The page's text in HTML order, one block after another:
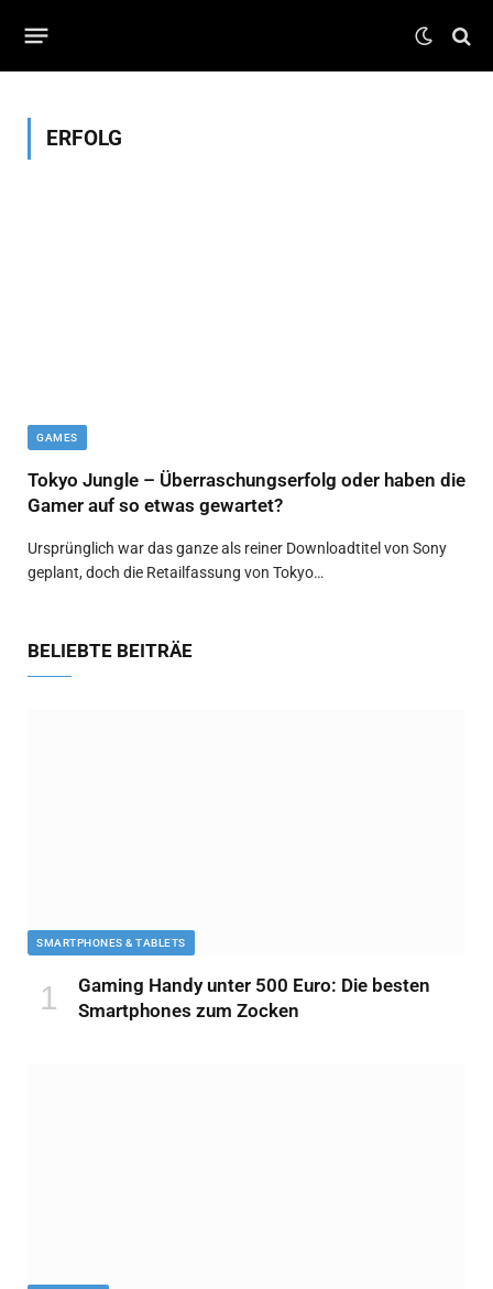
ERFOLG
GAMES
Tokyo Jungle – Überraschungserfolg oder haben die
Gamer auf so etwas gewartet?
Ursprünglich war das ganze als reiner Downloadtitel von Sony
geplant, doch die Retailfassung von Tokyo…
BELIEBTE BEITRÄE
SMARTPHONES & TABLETS
Gaming Handy unter 500 Euro: Die besten
Smartphones zum Zocken